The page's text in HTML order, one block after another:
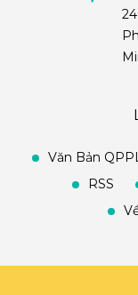
Văn Bản
RSS